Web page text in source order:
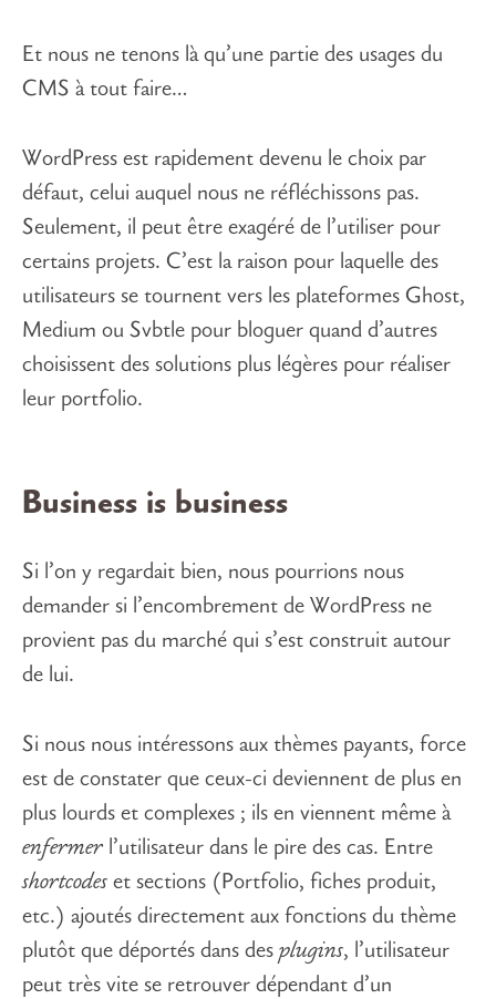
Et nous ne tenons là qu’une partie des usages du
CMS à tout faire…
WordPress est rapidement devenu le choix par
défaut, celui auquel nous ne réfléchissons pas.
Seulement, il peut être exagéré de l’utiliser pour
certains projets. C’est la raison pour laquelle des
utilisateurs se tournent vers les plateformes Ghost,
Medium ou Svbtle pour bloguer quand d’autres
choisissent des solutions plus légères pour réaliser
leur portfolio.
Business is business
Si l’on y regardait bien, nous pourrions nous
demander si l’encombrement de WordPress ne
provient pas du marché qui s’est construit autour
de lui.
Si nous nous intéressons aux thèmes payants, force
est de constater que ceux-ci deviennent de plus en
plus lourds et complexes ; ils en viennent même à
enfermerl’utilisateur dans le pire des cas. Entre
shortcodes et sections (Portfolio, fiches produit,
etc.) ajoutés directement aux fonctions du thème
plutôt que déportés dans des plugins, l’utilisateur
peut très vite se retrouver dépendant d’un